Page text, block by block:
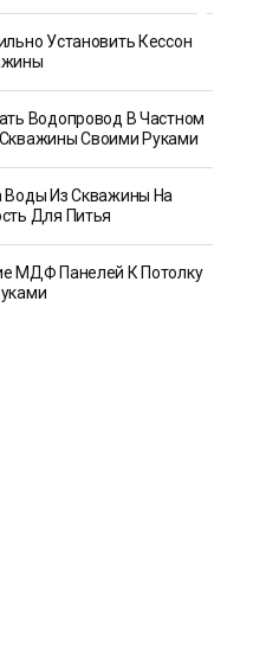
Н
Установить Кессон
Водопровод В Частном
Своими Руками
Воды Из Скважины На
Для Питья
МДФ Панелей К Потолку